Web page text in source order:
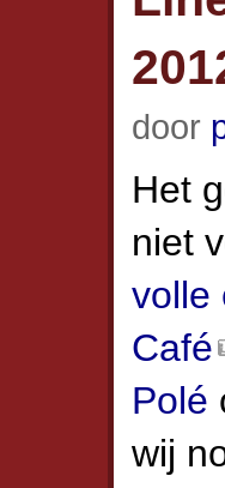
door
Het
niet
volle
Café
Polé
wij